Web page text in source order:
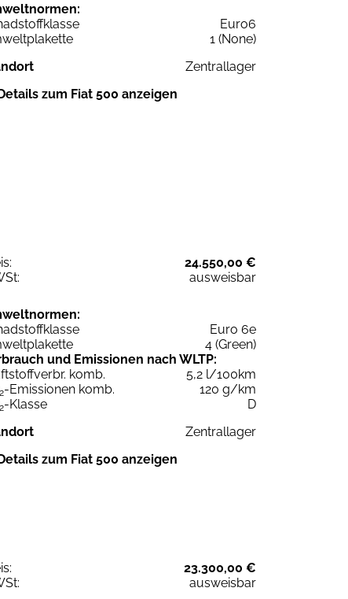
Euro6
1 (None)
Zentrallager
zum Fiat 500 anzeigen
24.550,00 €
ausweisbar
Euro 6e
4 (Green)
und Emissionen nach WLTP:
komb.
5,2 l/100km
2-Emissionen komb.
120 g/km
2-Klasse
D
Zentrallager
zum Fiat 500 anzeigen
23.300,00 €
ausweisbar